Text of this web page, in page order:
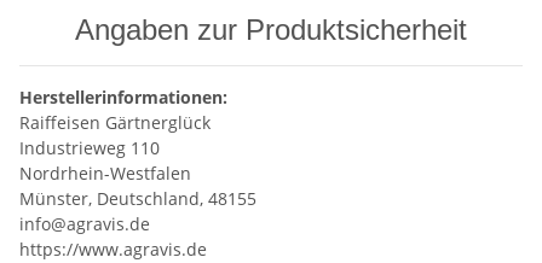
Angaben zur Produktsicherheit
Herstellerinformationen:
Raiffeisen Gärtnerglück
Industrieweg 110
Nordrhein-Westfalen
Münster, Deutschland, 48155
info@agravis.de
https://www.agravis.de